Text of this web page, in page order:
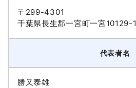
〒299-4301
千葉県長生郡一宮町一宮10129-1
代表者名
勝又泰雄